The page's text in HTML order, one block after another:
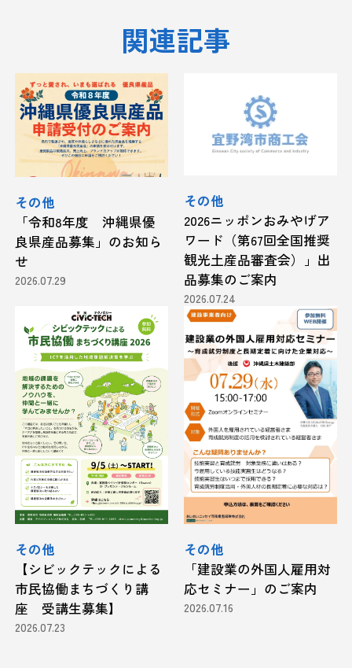
関連記事
その他
「令和8年度 沖縄県優
良県産品募集」のお知ら
せ
2026.07.29
その他
2026ニッポンおみやげア
ワード（第67回全国推奨
観光土産品審査会）」出
品募集のご案内
2026.07.24
その他
【シビックテックによる
市民協働まちづくり講
座 受講生募集】
2026.07.23
その他
「建設業の外国人雇用対
応セミナー」のご案内
2026.07.16